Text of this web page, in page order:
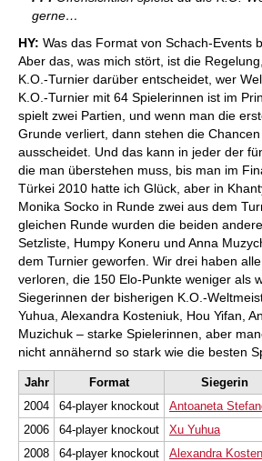
gerne…
HY: Was das Format von Schach-Events
Aber das, was mich stört, ist die
K.O.-Turnier darüber entscheidet, wer
K.O.-Turnier mit 64 Spielerinnen ist im
spielt zwei Partien, und wenn man die
Grunde verliert, dann stehen die
ausscheidet. Und das kann in jeder der
die man überstehen muss, bis man im
Türkei 2010 hatte ich Glück, aber in
Monika Socko in Runde zwei aus dem
gleichen Runde wurden die beiden
Setzliste, Humpy Koneru und Anna
dem Turnier geworfen. Wir drei haben
verloren, die 150 Elo-Punkte weniger als
Siegerinnen der bisherigen K.O.-
Yuhua, Alexandra Kosteniuk, Hou Yifan,
Muzichuk – starke Spielerinnen, aber
nicht annähernd so stark wie die besten
Jahr Format Siegerin
2004
64-player knockout Antoaneta
2006
64-player knockout Xu Yuhua
2008
64-player knockout Alexandra